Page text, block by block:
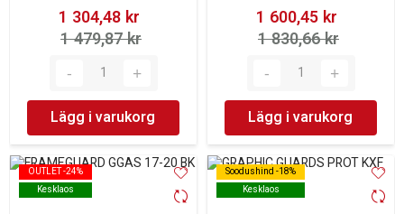
1 304,48 kr‎
1 479,87 kr‎
Lägg i varukorg
1 600,45 kr‎
1 830,66 kr‎
Lägg i varukorg
OUTLET -24%
Kesklaos
OUTLET -24%
Kesklaos
Soodushind -18%
Kesklaos
Soodushind -18%
Kesklaos